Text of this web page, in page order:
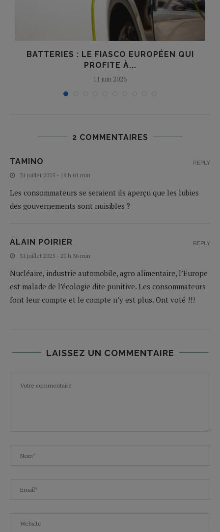
BATTERIES : LE FIASCO EUROPÉEN QUI
PROFITE À...
11 juin 2026
2 COMMENTAIRES
TAMINO
31 juillet 2025 - 19 h 01 min
Les consommateurs se seraient ils aperçu que les lubies
des gouvernements sont nuisibles ?
REPLY
ALAIN POIRIER
31 juillet 2025 - 20 h 36 min
Nucléaire, industrie automobile, agro alimentaire, l’Europe
est malade de l’écologie dite punitive. Les consommateurs
font leur compte et le compte n’y est plus. Ont voté !!!
REPLY
LAISSEZ UN COMMENTAIRE